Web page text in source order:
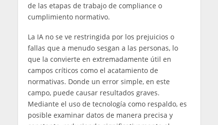
de las etapas de trabajo de compliance o
cumplimiento normativo.
La IA no se ve restringida por los prejuicios o
fallas que a menudo sesgan a las personas, lo
que la convierte en extremadamente útil en
campos críticos como el acatamiento de
normativas. Donde un error simple, en este
campo, puede causar resultados graves.
Mediante el uso de tecnología como respaldo, es
posible examinar datos de manera precisa y